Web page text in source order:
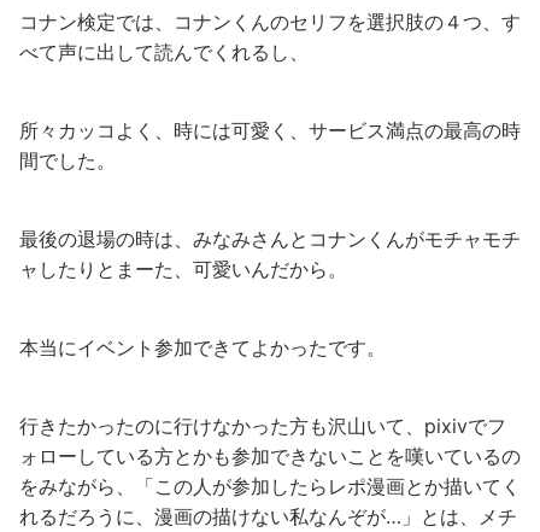
コナン検定では、コナンくんのセリフを選択肢の４つ、す
べて声に出して読んでくれるし、
所々カッコよく、時には可愛く、サービス満点の最高の時
間でした。
最後の退場の時は、みなみさんとコナンくんがモチャモチ
ャしたりとまーた、可愛いんだから。
本当にイベント参加できてよかったです。
行きたかったのに行けなかった方も沢山いて、pixivでフ
ォローしている方とかも参加できないことを嘆いているの
をみながら、「この人が参加したらレポ漫画とか描いてく
れるだろうに、漫画の描けない私なんぞが…」とは、メチ